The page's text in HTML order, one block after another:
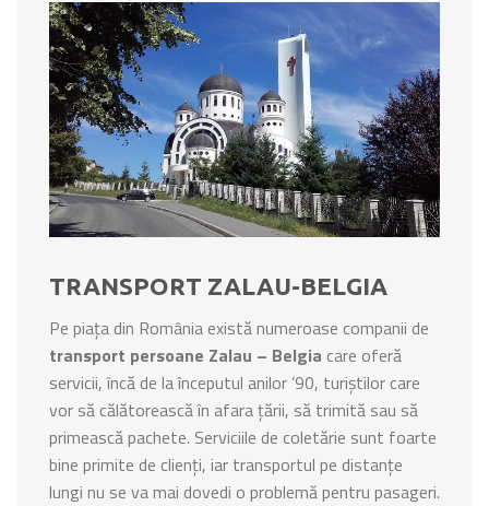
TRANSPORT ZALAU-BELGIA
Pe piața din România există numeroase companii de
transport persoane Zalau – Belgia care oferă
servicii, încă de la începutul anilor ’90, turiștilor care
vor să călătorească în afara țării, să trimită sau să
primească pachete. Serviciile de coletărie sunt foarte
bine primite de clienți, iar transportul pe distanțe
lungi nu se va mai dovedi o problemă pentru pasageri.